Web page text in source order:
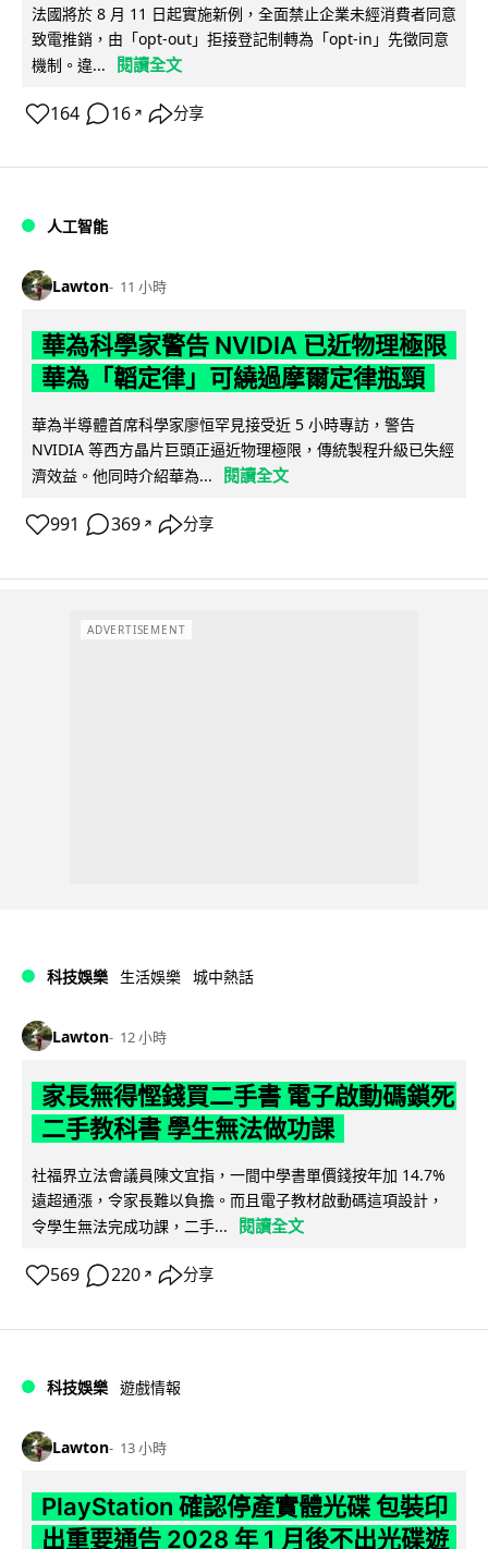
法國將於 8 月 11 日起實施新例，全面禁止企業未經消費者同意
致電推銷，由「opt-out」拒接登記制轉為「opt-in」先徵同意
機制。違...
閱讀全文
164 16 ↗ 分享
人工智能
Lawton 11 小時
華為科學家警告 NVIDIA 已近物理極限
華為「韜定律」可繞過摩爾定律瓶頸
華為半導體首席科學家廖恒罕見接受近 5 小時專訪，警告
NVIDIA 等西方晶片巨頭正逼近物理極限，傳統製程升級已失經
濟效益。他同時介紹華為...
閱讀全文
991 369 ↗ 分享
ADVERTISEMENT
科技娛樂 生活娛樂 城中熱話
Lawton 12 小時
家長無得慳錢買二手書 電子啟動碼鎖死
二手教科書 學生無法做功課
社福界立法會議員陳文宜指，一間中學書單價錢按年加 14.7%
遠超通漲，令家長難以負擔。而且電子教材啟動碼這項設計，
令學生無法完成功課，二手...
閱讀全文
569 220 ↗ 分享
科技娛樂 遊戲情報
Lawton 13 小時
PlayStation 確認停產實體光碟 包裝印
出重要通告 2028 年 1 月後不出光碟遊